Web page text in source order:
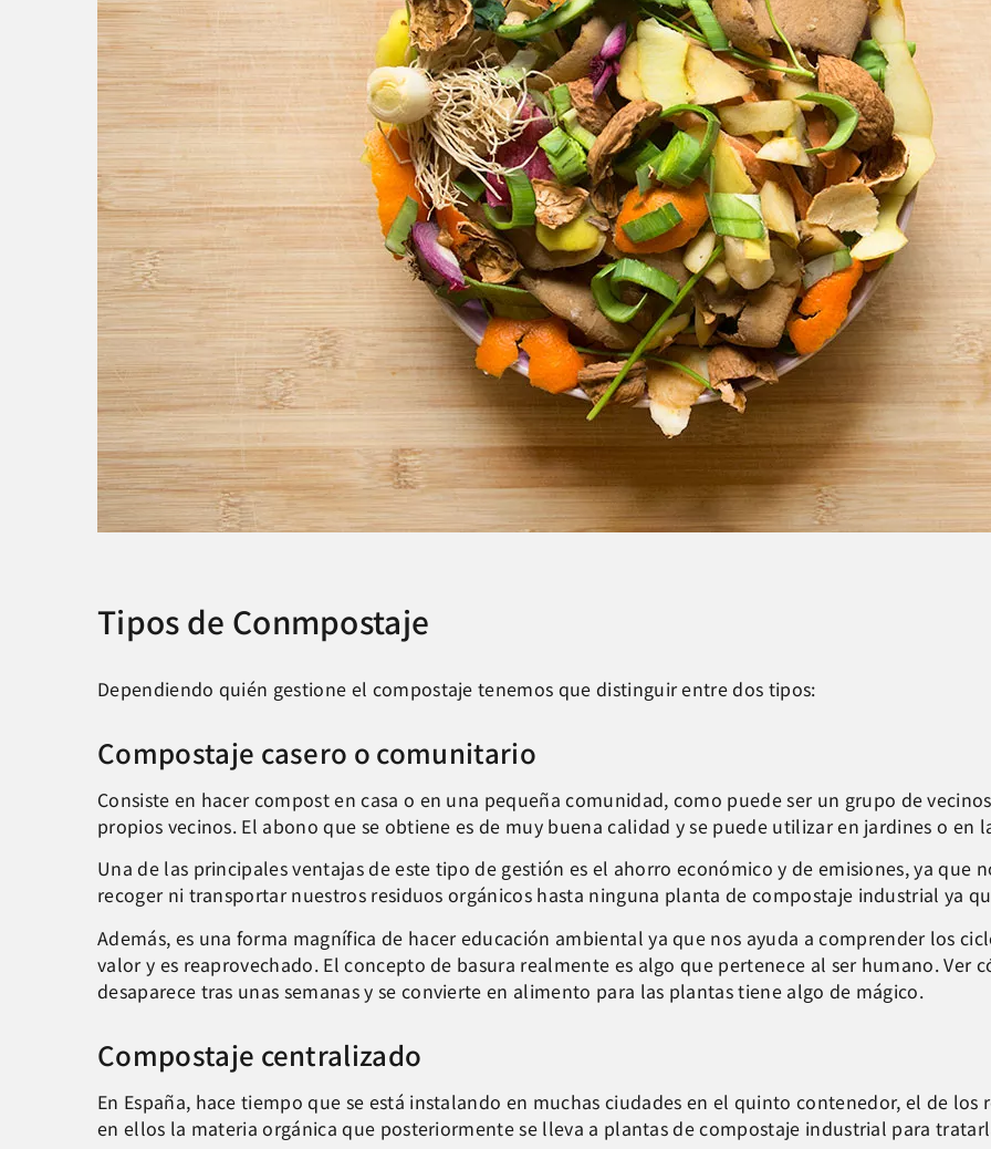
Tipos de Conmpostaje
Dependiendo quién gestione el compostaje tenemos que distinguir entre dos tipos:
Compostaje casero o comunitario
Consiste en hacer compost en casa o en una pequeña comunidad, como puede ser un grupo de
propios vecinos. El abono que se obtiene es de muy buena calidad y se puede utilizar en jardines o en
Una de las principales ventajas de este tipo de gestión es el ahorro económico y de emisiones, ya que
recoger ni transportar nuestros residuos orgánicos hasta ninguna planta de compostaje industrial ya
Además, es una forma magnífica de hacer educación ambiental ya que nos ayuda a comprender los
valor y es reaprovechado. El concepto de basura realmente es algo que pertenece al ser humano. Ver
desaparece tras unas semanas y se convierte en alimento para las plantas tiene algo de mágico.
Compostaje centralizado
En España, hace tiempo que se está instalando en muchas ciudades en el quinto contenedor, el de
en ellos la materia orgánica que posteriormente se lleva a plantas de compostaje industrial para